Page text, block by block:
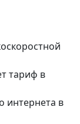
тариф в
интернета в